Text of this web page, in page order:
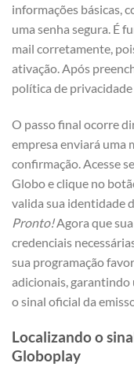
informações básicas,
uma senha segura. É
mail corretamente,
ativação. Após
política de
O passo final ocorre
empresa enviará uma
confirmação. Acesse
Globo e clique no
valida sua identidade
Pronto!Agora que
credenciais
sua programação
adicionais, garantindo
o sinal oficial da
Localizando o
Globoplay